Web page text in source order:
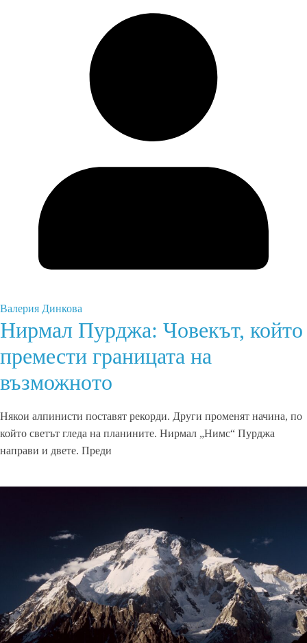
Валерия Динкова
Нирмал Пурджа: Човекът, който
премести границата на
възможното
Някои алпинисти поставят рекорди. Други променят начина, по
който светът гледа на планините. Нирмал „Нимс“ Пурджа
направи и двете. Преди